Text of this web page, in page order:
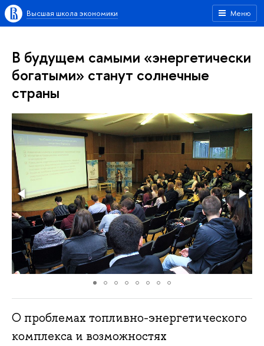
Меню
Высшая школа экономики
В будущем самыми «энергетически
богатыми» станут солнечные
страны
О проблемах топливно-энергетического
комплекса и возможностях